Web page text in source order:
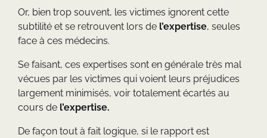
Or, bien trop souvent, les victimes ignorent cette
subtilité et se retrouvent lors de l’expertise, seules
face à ces médecins.
Se faisant, ces expertises sont en générale très mal
vécues par les victimes qui voient leurs préjudices
largement minimisés, voir totalement écartés au
cours de l’expertise.
De façon tout à fait logique, si le rapport est